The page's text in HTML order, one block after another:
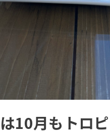
10月もトロ